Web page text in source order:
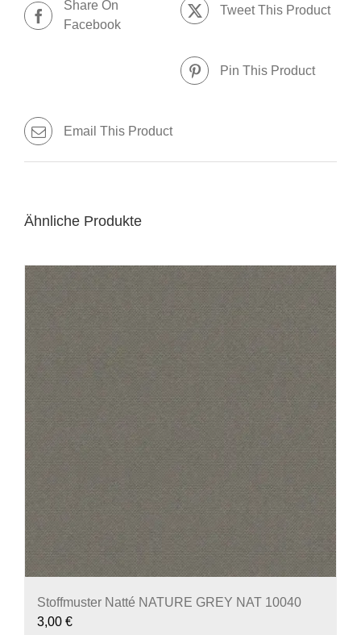
Share On
Facebook
Tweet This Product
Pin This Product
Email This Product
Ähnliche Produkte
Stoffmuster Natté NATURE GREY NAT 10040
3,00 €